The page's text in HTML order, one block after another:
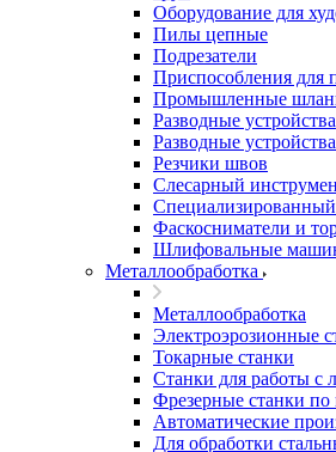
Оборудование для
Пилы цепные
Подрезатели
Приспособления для
Промышленные
Разводные устройства
Разводные
Резчики швов
Слесарный
Фаскосниматели и
Шлифовальные
Металлообработка
Металлообработка
Электроэрозионные
Токарные станки
Станки для работы с
Фрезерные станки по
Автоматические
Для обработки